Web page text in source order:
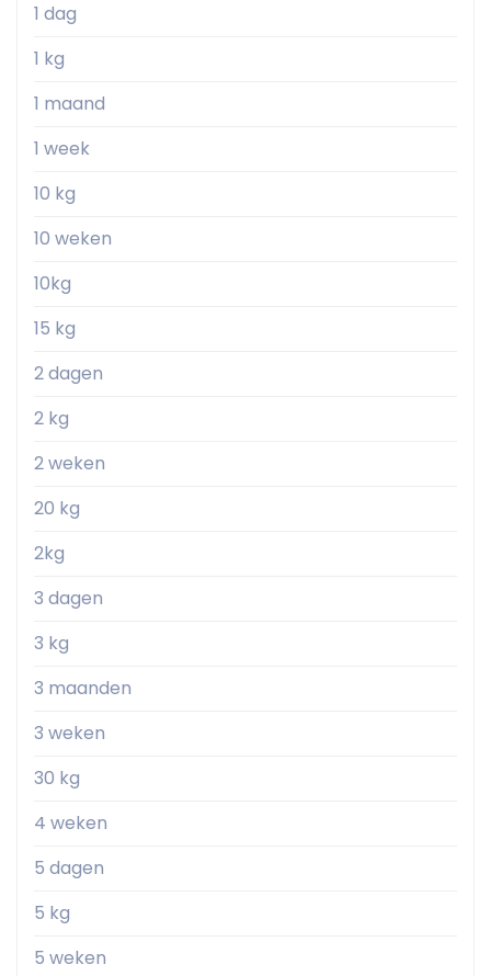
1 dag
1 kg
1 maand
1 week
10 kg
10 weken
10kg
15 kg
2 dagen
2 kg
2 weken
20 kg
2kg
3 dagen
3 kg
3 maanden
3 weken
30 kg
4 weken
5 dagen
5 kg
5 weken